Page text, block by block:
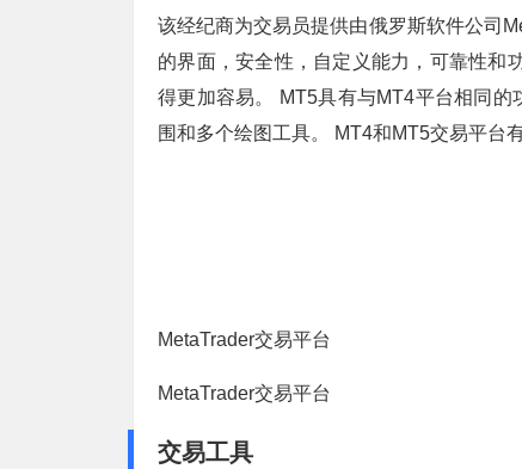
该经纪商为交易员提供由俄罗斯软件公司
的界面，安全性，自定义能力，可靠性和
得更加容易。 MT5具有与MT4平台相同
围和多个绘图工具。 MT4和MT5交易平台
MetaTrader交易平台
MetaTrader交易平台
交易工具